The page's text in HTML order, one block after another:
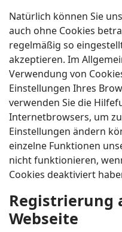
Natürlich können Sie
auch ohne Cookies
regelmäßig so
akzeptieren. Im
Verwendung von
Einstellungen Ihres
verwenden Sie die
Internetbrowsers, um
Einstellungen ändern
einzelne Funktionen
nicht funktionieren,
Cookies deaktiviert
Registrierung
Webseite